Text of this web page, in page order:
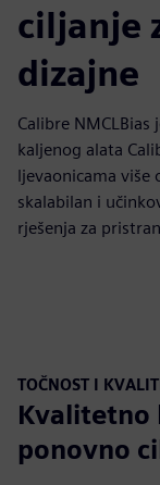
ciljanje
dizajne
Calibre
kaljenog alata
ljevaonicama više
skalabilan i
rješenja za
TOČNOST I
Kvalitetno
ponovno